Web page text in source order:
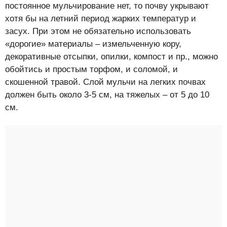
постоянное мульчирование нет, то почву укрывают
хотя бы на летний период жарких температур и
засух. При этом не обязательно использовать
«дорогие» материалы – измельченную кору,
декоративные отсыпки, опилки, компост и пр., можно
обойтись и простым торфом, и соломой, и
скошенной травой. Слой мульчи на легких почвах
должен быть около 3-5 см, на тяжелых – от 5 до 10
см.